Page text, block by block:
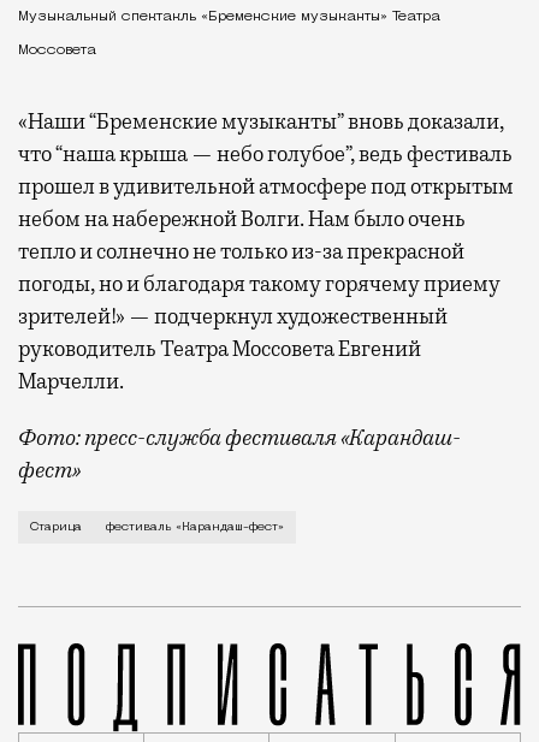
Музыкальный спектакль «Бременские музыканты» Театра
Моссовета
«Наши “Бременские музыканты” вновь доказали,
что “наша крыша — небо голубое”, ведь фестиваль
прошел в удивительной атмосфере под открытым
небом на набережной Волги. Нам было очень
тепло и солнечно не только из-за прекрасной
погоды, но и благодаря такому горячему приему
зрителей!» — подчеркнул художественный
руководитель Театра Моссовета Евгений
Марчелли.
Фото: пресс-служба фестиваля «Карандаш-
фест»
В минувший уикенд маленькая Старица в
Старица фестиваль «Карандаш-фест»